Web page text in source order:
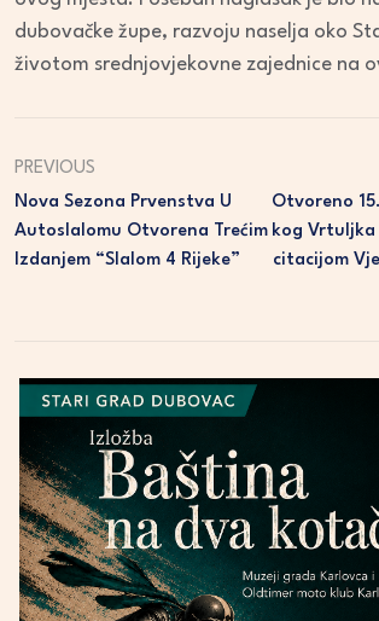
dubovačke župe, razvoju naselja oko
životom srednjovjekovne zajednice na
PREVIOUS
Nova Sezona Prvenstva U
Autoslalomu Otvorena Trećim
Izdanjem “Slalom 4 Rijeke”
Otvoreno
Kog Vrtuljka
Citacijom